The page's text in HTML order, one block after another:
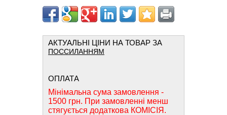
АКТУАЛЬНІ ЦІНИ НА ТОВАР ЗА
ПОССИЛАННЯМ
ОПЛАТА
Мінімальна сума замовлення -
1500 грн. При замовленні менш
стягується додаткова КОМІСІЯ.